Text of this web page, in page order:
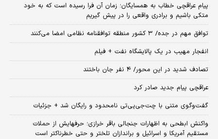
پیام عراقچی خطاب به همسایگان؛ زمان آن فرا رسیده است که به خود
متکی باشیم و برادری واقعی را در پیش گیریم
توافق مهم در جده/ ۳ کشور منطقه توافقنامه نظامی امضا می‌کنند
انفجار مهیب در یک پالایشگاه نفت + فیلم
تصادف شدید در این محور/ ۴ نفر جان باختند
عراقچی پیام جدید صادر کرد
گفت‌وگوی متنی با چت‌جی‌پی‌تی نامحدود و رایگان شد + جزئیات
واکنش ابطحی به اظهارات جنجالی باقر خرازی؛ حرفهایش از حملات
مستقیم آمریکا و اسرائیل و براندازان تلختر و حتی خطرناکتر است